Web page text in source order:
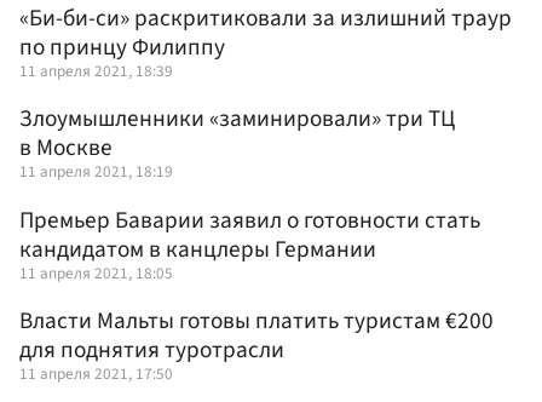
«Би-би-си» раскритиковали за излишний траур
по принцу Филиппу
11 апреля 2021, 18:39
Злоумышленники «заминировали» три ТЦ
в Москве
11 апреля 2021, 18:19
Премьер Баварии заявил о готовности стать
кандидатом в канцлеры Германии
11 апреля 2021, 18:05
Власти Мальты готовы платить туристам €200
для поднятия туротрасли
11 апреля 2021, 17:50